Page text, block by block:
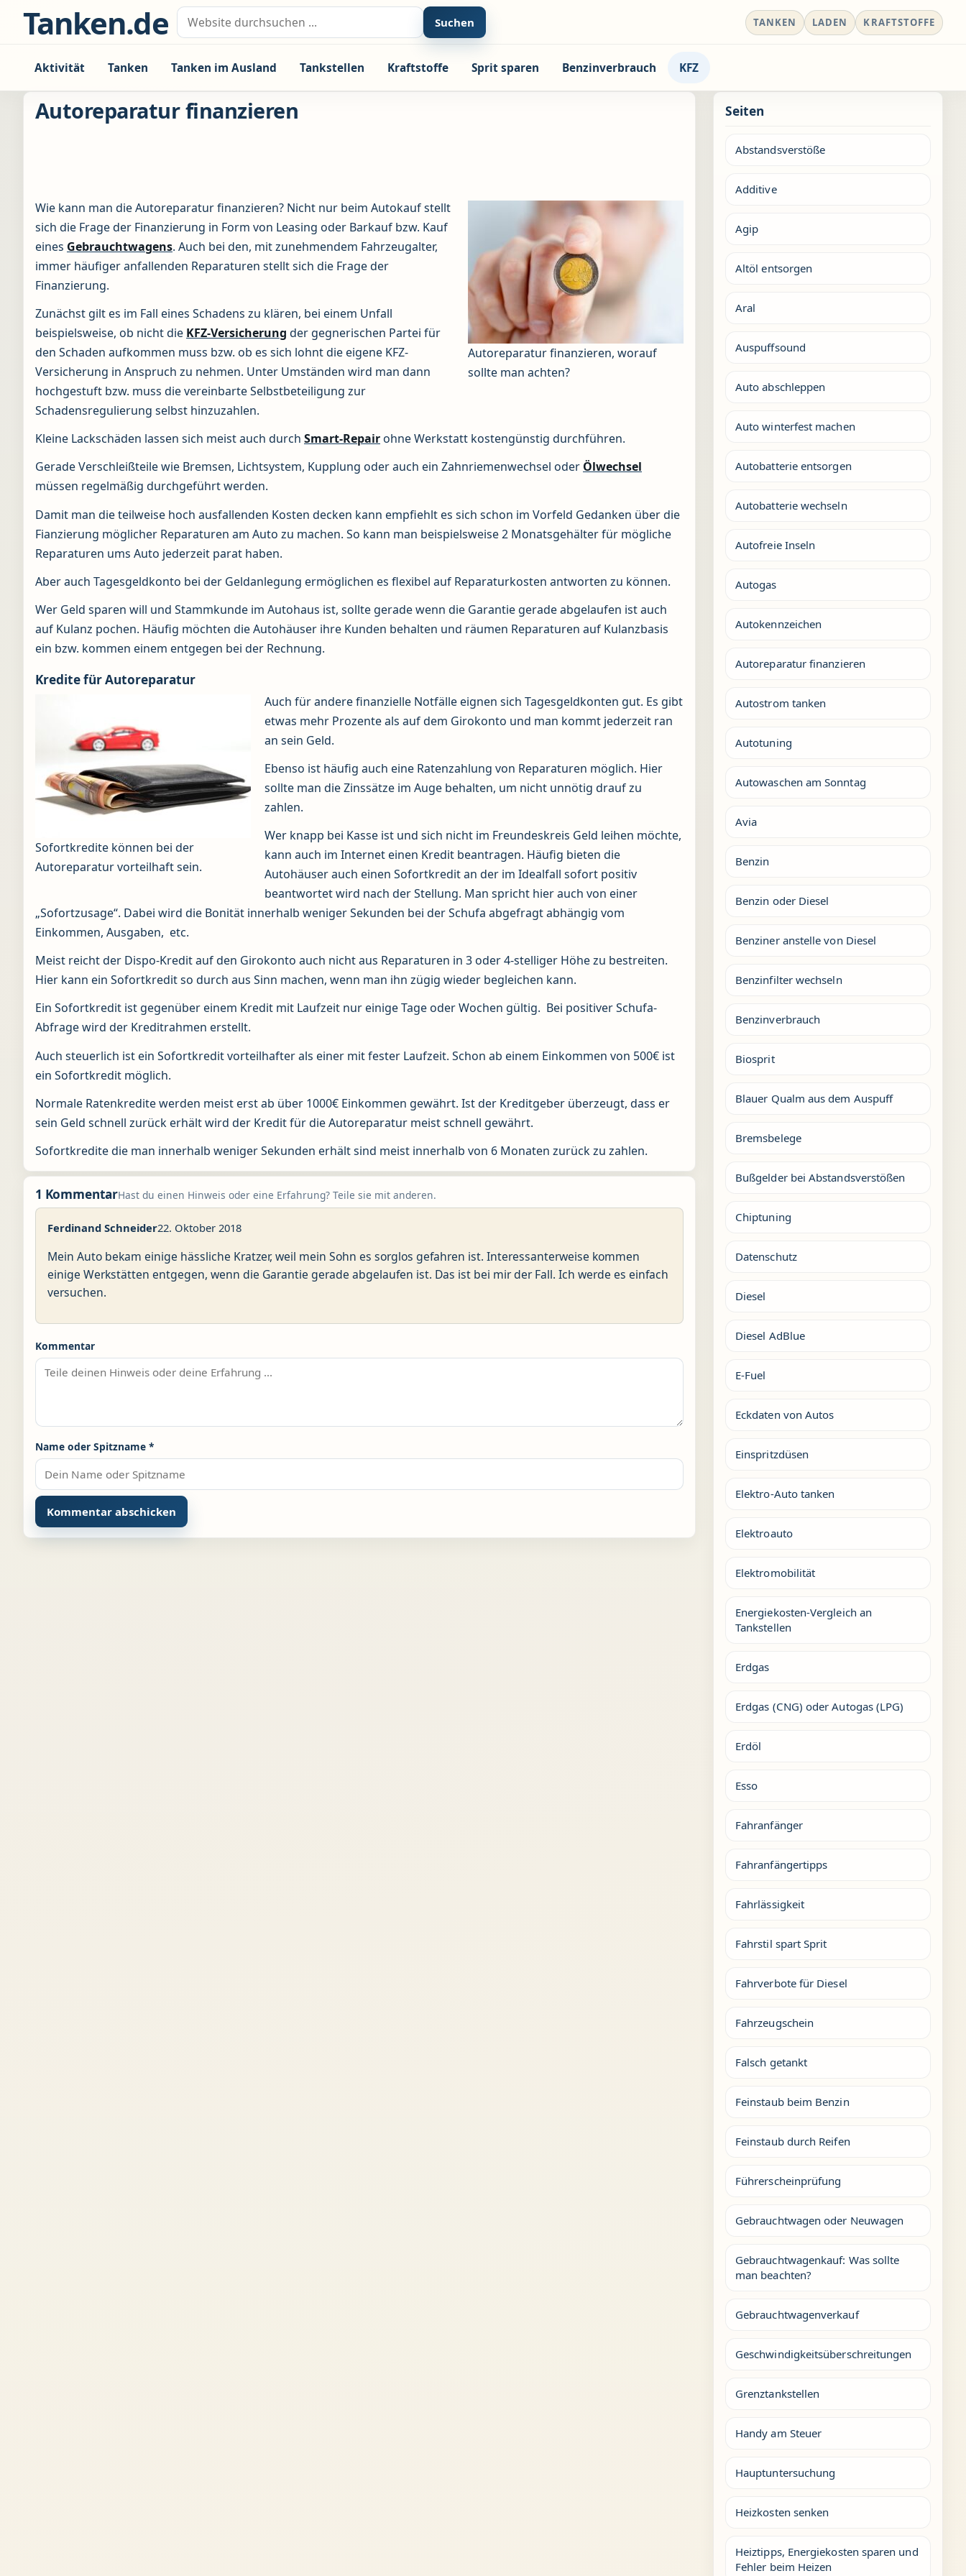
Zum Inhalt springen
Tanken.de Suche nach: Suchen TANKEN LADEN KRAFTSTOFFE
Aktivität Tanken Tanken im Ausland Tankstellen Kraftstoffe Sprit sparen Benzinverbrauch KFZ
Autoreparatur finanzieren
Autoreparatur finanzieren, worauf
sollte man achten?
Wie kann man die Autoreparatur finanzieren? Nicht nur beim Autokauf stellt
sich die Frage der Finanzierung in Form von Leasing oder Barkauf bzw. Kauf
eines Gebrauchtwagens. Auch bei den, mit zunehmendem Fahrzeugalter,
immer häufiger anfallenden Reparaturen stellt sich die Frage der
Finanzierung.
Zunächst gilt es im Fall eines Schadens zu klären, bei einem Unfall
beispielsweise, ob nicht die KFZ-Versicherung der gegnerischen Partei für
den Schaden aufkommen muss bzw. ob es sich lohnt die eigene KFZ-
Versicherung in Anspruch zu nehmen. Unter Umständen wird man dann
hochgestuft bzw. muss die vereinbarte Selbstbeteiligung zur
Schadensregulierung selbst hinzuzahlen.
Kleine Lackschäden lassen sich meist auch durch Smart-Repairohne Werkstatt kostengünstig durchführen.
Gerade Verschleißteile wie Bremsen, Lichtsystem, Kupplung oder auch ein Zahnriemenwechsel oder Ölwechsel
müssen regelmäßig durchgeführt werden.
Damit man die teilweise hoch ausfallenden Kosten decken kann empfiehlt es sich schon im Vorfeld Gedanken über die
Fianzierung möglicher Reparaturen am Auto zu machen. So kann man beispielsweise 2 Monatsgehälter für mögliche
Reparaturen ums Auto jederzeit parat haben.
Aber auch Tagesgeldkonto bei der Geldanlegung ermöglichen es flexibel auf Reparaturkosten antworten zu können.
Wer Geld sparen will und Stammkunde im Autohaus ist, sollte gerade wenn die Garantie gerade abgelaufen ist auch
auf Kulanz pochen. Häufig möchten die Autohäuser ihre Kunden behalten und räumen Reparaturen auf Kulanzbasis
ein bzw. kommen einem entgegen bei der Rechnung.
Kredite für Autoreparatur
Sofortkredite können bei der
Autoreparatur vorteilhaft sein.
Auch für andere finanzielle Notfälle eignen sich Tagesgeldkonten gut. Es gibt
etwas mehr Prozente als auf dem Girokonto und man kommt jederzeit ran
an sein Geld.
Ebenso ist häufig auch eine Ratenzahlung von Reparaturen möglich. Hier
sollte man die Zinssätze im Auge behalten, um nicht unnötig drauf zu
zahlen.
Wer knapp bei Kasse ist und sich nicht im Freundeskreis Geld leihen möchte,
kann auch im Internet einen Kredit beantragen. Häufig bieten die
Autohäuser auch einen Sofortkredit an der im Idealfall sofort positiv
beantwortet wird nach der Stellung. Man spricht hier auch von einer
„Sofortzusage“. Dabei wird die Bonität innerhalb weniger Sekunden bei der Schufa abgefragt abhängig vom
Einkommen, Ausgaben, etc.
Meist reicht der Dispo-Kredit auf den Girokonto auch nicht aus Reparaturen in 3 oder 4-stelliger Höhe zu bestreiten.
Hier kann ein Sofortkredit so durch aus Sinn machen, wenn man ihn zügig wieder begleichen kann.
Ein Sofortkredit ist gegenüber einem Kredit mit Laufzeit nur einige Tage oder Wochen gültig. Bei positiver Schufa-
Abfrage wird der Kreditrahmen erstellt.
Auch steuerlich ist ein Sofortkredit vorteilhafter als einer mit fester Laufzeit. Schon ab einem Einkommen von 500€ ist
ein Sofortkredit möglich.
Normale Ratenkredite werden meist erst ab über 1000€ Einkommen gewährt. Ist der Kreditgeber überzeugt, dass er
sein Geld schnell zurück erhält wird der Kredit für die Autoreparatur meist schnell gewährt.
Sofortkredite die man innerhalb weniger Sekunden erhält sind meist innerhalb von 6 Monaten zurück zu zahlen.
1 KommentarHast du einen Hinweis oder eine Erfahrung? Teile sie mit anderen.
Ferdinand Schneider22. Oktober 2018
Mein Auto bekam einige hässliche Kratzer, weil mein Sohn es sorglos gefahren ist. Interessanterweise kommen
einige Werkstätten entgegen, wenn die Garantie gerade abgelaufen ist. Das ist bei mir der Fall. Ich werde es einfach
versuchen.
Kommentar
Name oder Spitzname *
Seiten
Abstandsverstöße
Additive
Agip
Altöl entsorgen
Aral
Auspuffsound
Auto abschleppen
Auto winterfest machen
Autobatterie entsorgen
Autobatterie wechseln
Autofreie Inseln
Autogas
Autokennzeichen
Autoreparatur finanzieren
Autostrom tanken
Autotuning
Autowaschen am Sonntag
Avia
Benzin
Benzin oder Diesel
Benziner anstelle von Diesel
Benzinfilter wechseln
Benzinverbrauch
Biosprit
Blauer Qualm aus dem Auspuff
Bremsbelege
Bußgelder bei Abstandsverstößen
Chiptuning
Datenschutz
Diesel
Diesel AdBlue
E-Fuel
Eckdaten von Autos
Einspritzdüsen
Elektro-Auto tanken
Elektroauto
Elektromobilität
Energiekosten-Vergleich an
Tankstellen
Erdgas
Erdgas (CNG) oder Autogas (LPG)
Erdöl
Esso
Fahranfänger
Fahranfängertipps
Fahrlässigkeit
Fahrstil spart Sprit
Fahrverbote für Diesel
Fahrzeugschein
Falsch getankt
Feinstaub beim Benzin
Feinstaub durch Reifen
Führerscheinprüfung
Gebrauchtwagen oder Neuwagen
Gebrauchtwagenkauf: Was sollte
man beachten?
Gebrauchtwagenverkauf
Geschwindigkeitsüberschreitungen
Grenztankstellen
Handy am Steuer
Hauptuntersuchung
Heizkosten senken
Heiztipps, Energiekosten sparen und
Fehler beim Heizen